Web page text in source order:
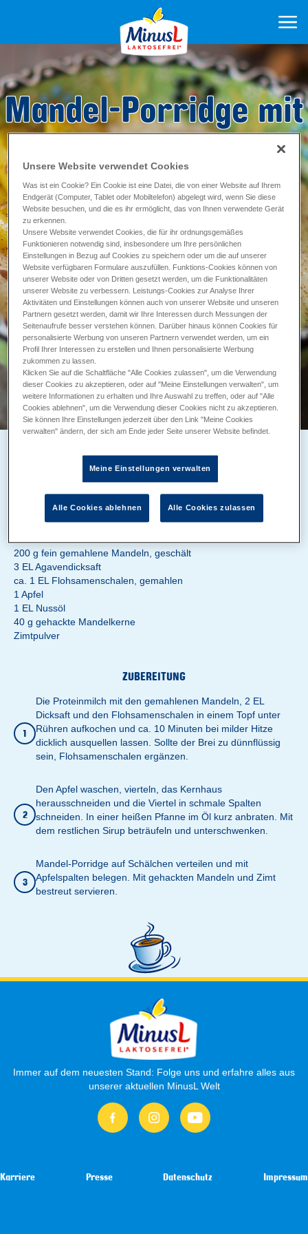
Mandel-Porridge mit
Apfelspalten
Zubereitung 10 min
Backzeit ca. 10min
MANDEL-PORRIDGE MIT APFELSPALTEN
Zubereitung 10 min
ZUTATEN
200 g fein gemahlene Mandeln, geschält
3 EL Agavendicksaft
ca. 1 EL Flohsamenschalen, gemahlen
1 Apfel
1 EL Nussöl
40 g gehackte Mandelkerne
Zimtpulver
ZUBEREITUNG
1
Die Proteinmilch mit den gemahlenen Mandeln, 2 EL
Dicksaft und den Flohsamenschalen in einem Topf unter
Rühren aufkochen und ca. 10 Minuten bei milder Hitze
dicklich ausquellen lassen. Sollte der Brei zu dünnflüssig
sein, Flohsamenschalen ergänzen.
2
Den Apfel waschen, vierteln, das Kernhaus
herausschneiden und die Viertel in schmale Spalten
schneiden. In einer heißen Pfanne im Öl kurz anbraten. Mit
dem restlichen Sirup beträufeln und unterschwenken.
3
Mandel-Porridge auf Schälchen verteilen und mit
Apfelspalten belegen. Mit gehackten Mandeln und Zimt
bestreut servieren.
Immer auf dem neuesten Stand: Folge uns und erfahre alles aus
unserer aktuellen MinusL Welt
Karriere Presse Datenschutz Impressum
Unsere Website verwendet Cookies
Was ist ein Cookie? Ein Cookie ist eine Datei, die von einer Website auf Ihrem
Endgerät (Computer, Tablet oder Mobiltelefon) abgelegt wird, wenn Sie diese
Website besuchen, und die es ihr ermöglicht, das von Ihnen verwendete Gerät
zu erkennen.
Unsere Website verwendet Cookies, die für ihr ordnungsgemäßes
Funktionieren notwendig sind, insbesondere um Ihre persönlichen
Einstellungen in Bezug auf Cookies zu speichern oder um die auf unserer
Website verfügbaren Formulare auszufüllen. Funktions-Cookies können von
unserer Website oder von Dritten gesetzt werden, um die Funktionalitäten
unserer Website zu verbessern. Leistungs-Cookies zur Analyse Ihrer
Aktivitäten und Einstellungen können auch von unserer Website und unseren
Partnern gesetzt werden, damit wir Ihre Interessen durch Messungen der
Seitenaufrufe besser verstehen können. Darüber hinaus können Cookies für
personalisierte Werbung von unseren Partnern verwendet werden, um ein
Profil Ihrer Interessen zu erstellen und Ihnen personalisierte Werbung
zukommen zu lassen.
Klicken Sie auf die Schaltfläche "Alle Cookies zulassen", um die Verwendung
dieser Cookies zu akzeptieren, oder auf "Meine Einstellungen verwalten", um
weitere Informationen zu erhalten und Ihre Auswahl zu treffen, oder auf "Alle
Cookies ablehnen", um die Verwendung dieser Cookies nicht zu akzeptieren.
Sie können Ihre Einstellungen jederzeit über den Link "Meine Cookies
verwalten" ändern, der sich am Ende jeder Seite unserer Website befindet.
Meine Einstellungen verwalten
Alle Cookies ablehnen Alle Cookies zulassen